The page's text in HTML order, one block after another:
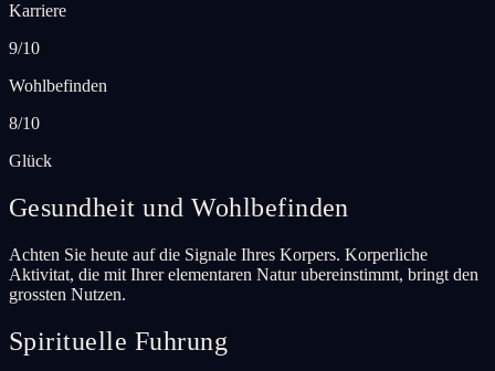
Karriere
9/10
Wohlbefinden
8/10
Glück
Gesundheit und Wohlbefinden
Achten Sie heute auf die Signale Ihres Korpers. Korperliche
Aktivitat, die mit Ihrer elementaren Natur ubereinstimmt, bringt den
grossten Nutzen.
Spirituelle Fuhrung